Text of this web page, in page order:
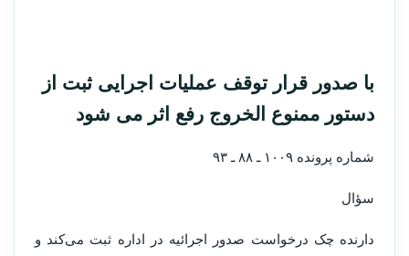
با صدور قرار توقف عملیات اجرایی ثبت از
دستور ممنوع الخروج رفع اثر می شود
شماره پرونده ۱۰۰۹ ـ ۸۸ ـ ۹۳
سؤال
دارنده چک درخواست صدور اجرائیه در اداره ثبت می‌‌کند و